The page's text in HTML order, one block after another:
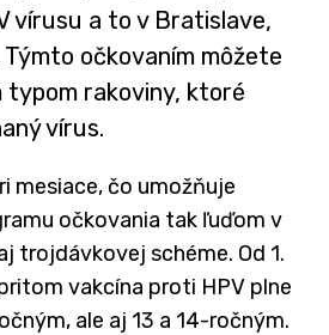
vírusu a to v Bratislave,
Týmto očkovaním môžete
rakoviny, ktoré
vírus.
mesiace, čo umožňuje
očkovania tak ľuďom v
trojdávkovej schéme. Od 1.
vakcína proti HPV plne
ale aj 13 a 14-ročným.